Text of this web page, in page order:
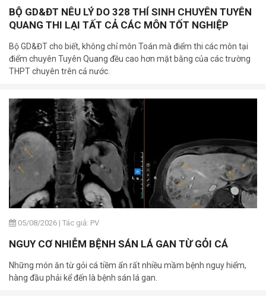
BỘ GD&ĐT NÊU LÝ DO 328 THÍ SINH CHUYÊN TUYÊN
QUANG THI LẠI TẤT CẢ CÁC MÔN TỐT NGHIỆP
Bộ GD&ĐT cho biết, không chỉ môn Toán mà điểm thi các môn tại
điểm chuyên Tuyên Quang đều cao hơn mặt bằng của các trường
THPT chuyên trên cả nước.
05/08/2026 | Tác giả: PV
NGUY CƠ NHIỄM BỆNH SÁN LÁ GAN TỪ GỎI CÁ
Những món ăn từ gỏi cá tiềm ẩn rất nhiều mầm bệnh nguy hiểm,
hàng đầu phải kể đến là bệnh sán lá gan.